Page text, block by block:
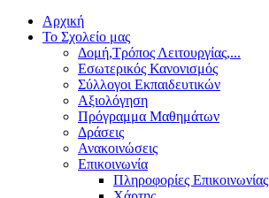
Αρχική
Το Σχολείο μας
Δομή,Τρόπος Λειτουργίας,...
Εσωτερικός Κανονισμός
Σύλλογοι Εκπαιδευτικών
Αξιολόγηση
Πρόγραμμα Μαθημάτων
Δράσεις
Ανακοινώσεις
Επικοινωνία
Πληροφορίες Επικοινωνίας